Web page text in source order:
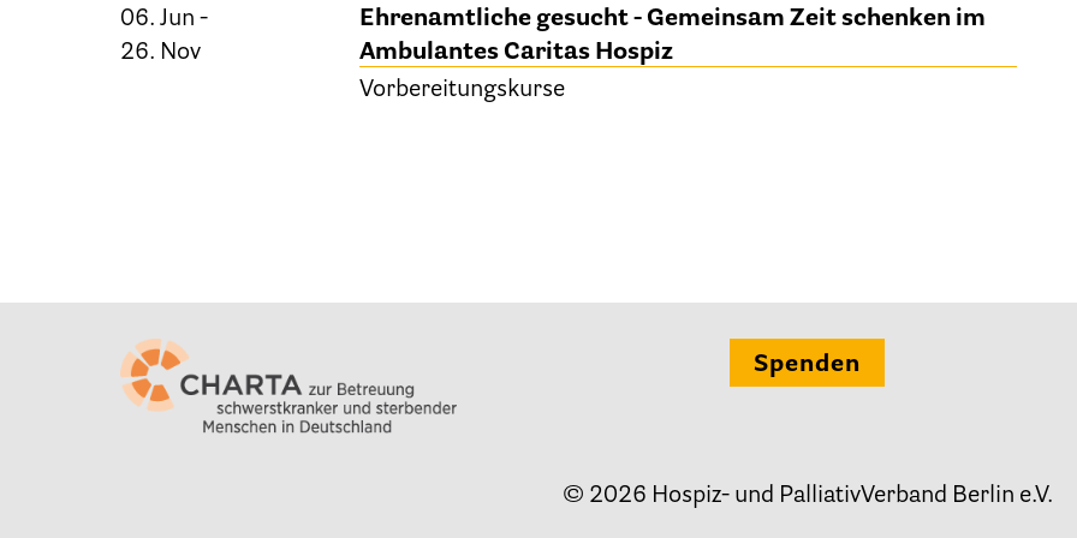
Ehrenamt
Ambulante Hospizdienste
Kinder- und Jugendhospize und -hospizdienste
06. Jun -
26. Nov
Ehrenamtliche gesucht - Gemeinsam Zeit schenken im
Ambulantes Caritas Hospiz
Vorbereitungskurse
Spenden
© 2026 Hospiz- und PalliativVerband Berlin e.V.